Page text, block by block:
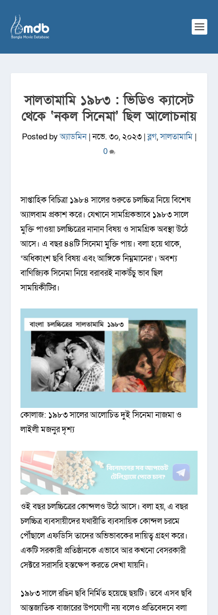
সালতামামি ১৯৮৩ : ভিডিও ক্যাসেট
থেকে ‘নকল সিনেমা’ ছিল আলোচনায়
Posted byঅ্যাডমিন|নভে. ৩০, ২০২৩|ব্লগ,সালতামামি|
0
সাপ্তাহিক বিচিত্রা ১৯৮৪ সালের শুরুতে চলচ্চিত্র নিয়ে বিশেষ
অ্যালবাম প্রকাশ করে। যেখানে সামগ্রিকভাবে ১৯৮৩ সালে
মুক্তি পাওয়া চলচ্চিত্রের নানান বিষয় ও সামগ্রিক অবস্থা উঠে
আসে। এ বছর ৪৪টি সিনেমা মুক্তি পায়। বলা হয়ে থাকে,
‘অধিকাংশ ছবি বিষয় এবং আঙ্গিকে নিম্নমানের’। অবশ্য
বাণিজ্যিক সিনেমা নিয়ে বরাবরই নাকউঁচু ভাব ছিল
সাময়িকীটির।
কোলাজ: ১৯৮৩ সালের আলোচিত দুই সিনেমা নাজমা ও
লাইলী মজনুর দৃশ্য
ওই বছর চলচ্চিত্রের কোন্দলও উঠে আসে। বলা হয়, এ বছর
চলচ্চিত্র ব্যবসায়ীদের যথারীতি ব্যবসায়িক কোন্দল চরমে
পৌঁছালে এফডিসি তাদের অভিভাবকের দায়িত্ব গ্রহণ করে।
একটি সরকারী প্রতিষ্ঠানকে এভাবে আর কখনো বেসরকারী
সেক্টরে সরাসরি হস্তক্ষেপ করতে দেখা যায়নি।
১৯৮৩ সালে রঙিন ছবি নির্মিত হয়েছে ছয়টি। তবে এসব ছবি
আন্তজাতিক বাজারের উপযোগী নয় বলেও প্রতিবেদনে বলা